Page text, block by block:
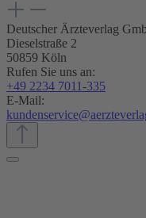
Deutscher Ärzteverlag
Dieselstraße 2
50859 Köln
Rufen Sie uns an:
+49 2234 7011-335
E-Mail: